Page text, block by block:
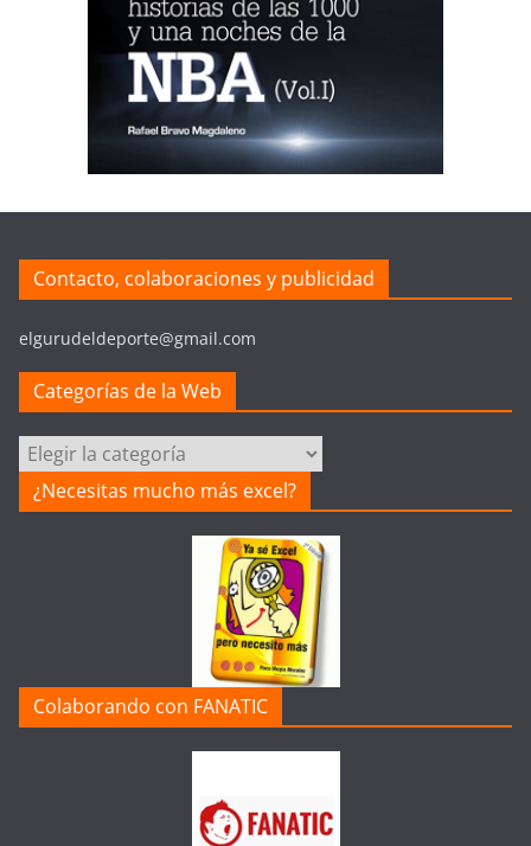
Contacto, colaboraciones y publicidad
elgurudeldeporte@gmail.com
Categorías de la Web
Categorías
de
la
¿Necesitas mucho más excel?
Colaborando con FANATIC